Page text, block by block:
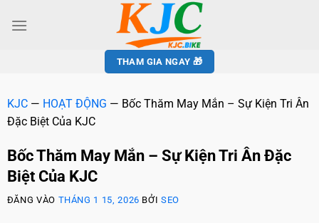
THAM GIA NGAY 🎁
KJC— HOẠT ĐỘNG — Bốc Thăm May Mắn – Sự Kiện Tri Ân
Đặc Biệt Của KJC
Bốc Thăm May Mắn – Sự Kiện Tri Ân Đặc
Biệt Của KJC
ĐĂNG VÀO THÁNG 1 15, 2026 BỞISEO